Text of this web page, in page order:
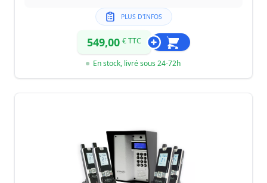
PLUS D'INFOS
549,00 € TTC
En stock, livré sous 24-72h